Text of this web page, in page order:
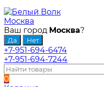
Москва
Ваш город Москва?
+7-951-694-6474
+7-951-694-7244
0